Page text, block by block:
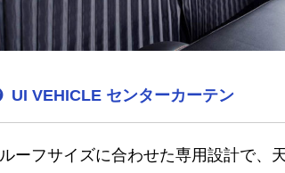
UI VEHICLE センターカーテン
ーフサイズに合わせた専用設計で、